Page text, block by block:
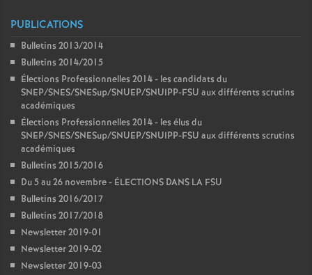
PUBLICATIONS
Bulletins 2013/2014
Bulletins 2014/2015
Élections Professionnelles 2014 - les candidats du
SNEP/SNES/SNESup/SNUEP/SNUIPP-FSU aux différents scrutins
académiques
Élections Professionnelles 2014 - les élus du
SNEP/SNES/SNESup/SNUEP/SNUIPP-FSU aux différents scrutins
académiques
Bulletins 2015/2016
Du 5 au 26 novembre - ÉLECTIONS DANS LA FSU
Bulletins 2016/2017
Bulletins 2017/2018
Newsletter 2019-01
Newsletter 2019-02
Newsletter 2019-03